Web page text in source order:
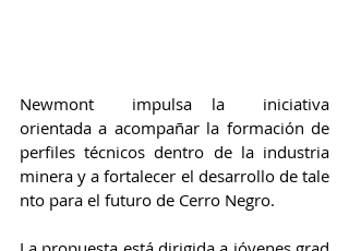
Newmont  impulsa la  iniciativa
orientada a acompañar la formación de
perfiles técnicos dentro de la industria
minera y a fortalecer el desarrollo de tale
nto para el futuro de Cerro Negro.